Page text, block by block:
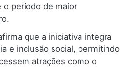
o período de maior
que a iniciativa integra
e inclusão social, permitindo
atrações como o